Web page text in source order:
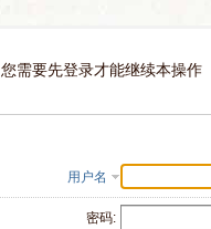
您需要先登录才能继续本操作
用户名
密码: